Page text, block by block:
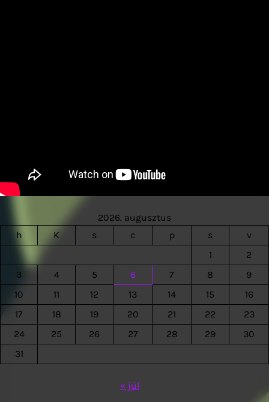
2026. augusztus
h
K s c p s
v
1
2
3
4 5 6 7 8
9
10
11 12 13 14 15
16
17
18 19 20 21 22
23
24
25 26 27 28 29
30
31
« júl